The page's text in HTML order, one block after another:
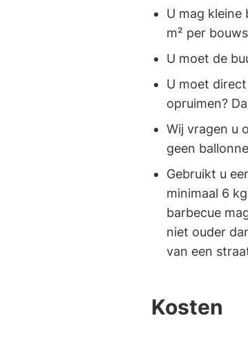
U mag kleine
m² per
U moet de
U moet
opruimen?
Wij vragen u
geen
Gebruikt u
minimaal 6
barbecue
niet ouder
van een
Kosten